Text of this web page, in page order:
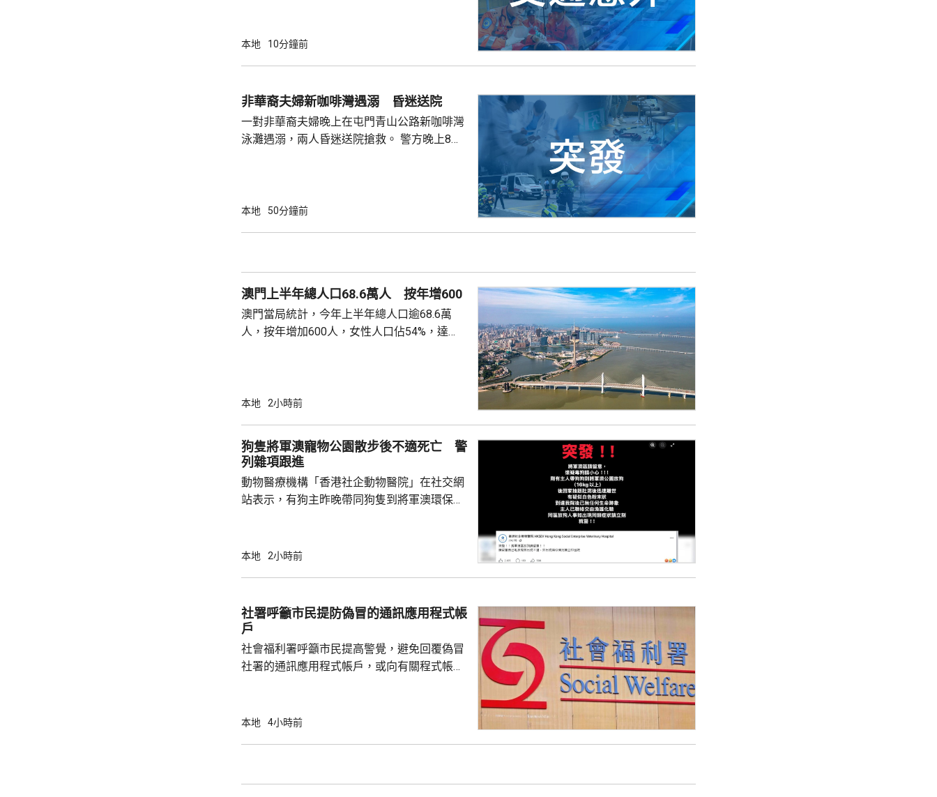
龍運巴士沿東涌東交匯處行駛，去到近北大嶼
身體多處受傷，昏迷送往北大嶼山醫院，延至
周五早上8時許證實死亡。
本地 10分鐘前
非華裔夫婦新咖啡灣遇溺 昏迷送院
一對非華裔夫婦晚上在屯門青山公路新咖啡灣
泳灘遇溺，兩人昏迷送院搶救。 警方晚上8時
本地 50分鐘前
澳門上半年總人口68.6萬人 按年增600
澳門當局統計，今年上半年總人口逾68.6萬
人，按年增加600人，女性人口佔54%，達
方面，上半年從內地持單程證的新來澳人士有
471人，按年少逾420人。
本地 2小時前
狗隻將軍澳寵物公園散步後不適死亡 警
列雜項跟進
動物醫療機構「香港社企動物醫院」在社交網
站表示，有狗主昨晚帶同狗隻到將軍澳環保大
亡，狗主事後聯絡交由漁護署化驗。 警方表
捕。
本地 2小時前
社署呼籲市民提防偽冒的通訊應用程式帳
戶
社會福利署呼籲市民提高警覺，避免回覆偽冒
社署的通訊應用程式帳戶，或向有關程式帳戶
內的不明連結，以盗取市民的個人資料。社署
本地 4小時前